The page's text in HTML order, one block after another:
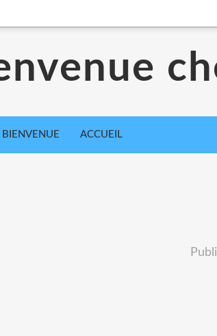
BIENVENUE ACCUEIL